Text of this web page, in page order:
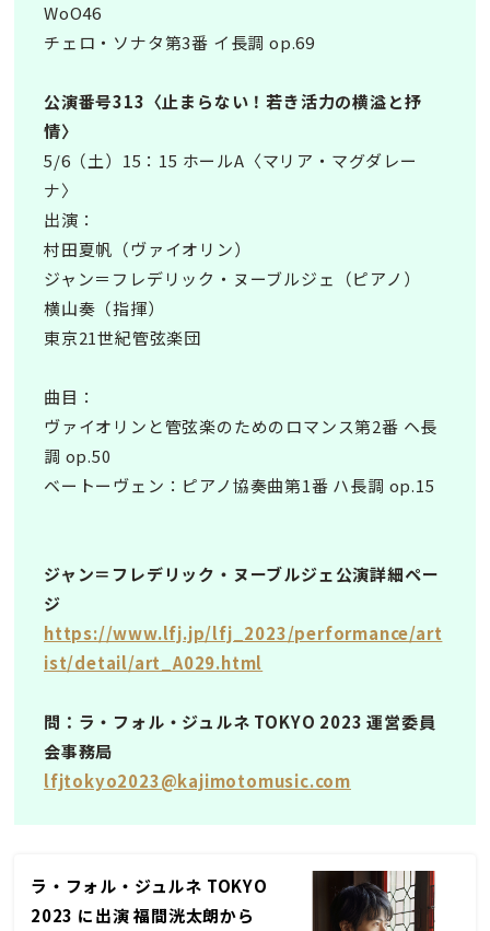
WoO46
チェロ・ソナタ第3番 イ長調 op.69
公演番号313〈止まらない！若き活力の横溢と抒
情〉
5/6（土）15：15 ホールA〈マリア・マグダレー
ナ〉
出演：
村田夏帆（ヴァイオリン）
ジャン＝フレデリック・ヌーブルジェ（ピアノ）
横山奏（指揮）
東京21世紀管弦楽団
曲目：
ヴァイオリンと管弦楽のためのロマンス第2番 ヘ長
調 op.50
ベートーヴェン：ピアノ協奏曲第1番 ハ長調 op.15
ジャン＝フレデリック・ヌーブルジェ公演詳細ペー
ジ
https://www.lfj.jp/lfj_2023/performance/art
ist/detail/art_A029.html
問：ラ・フォル・ジュルネ TOKYO 2023 運営委員
会事務局
lfjtokyo2023@kajimotomusic.com
ラ・フォル・ジュルネ TOKYO
2023 に出演 福間洸太朗から